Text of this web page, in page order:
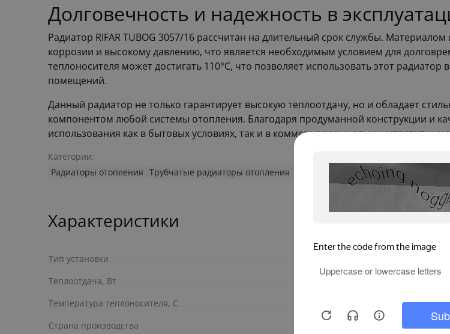
Долговечность и надежность в
Радиатор RIFAR TUBOG 3057/16 рассчитан на длительный срок службы.
коррозии и высокому давлению, что является необходимым условием для
теплоносителя может достигать 110°C, что позволяет использовать этот
помещений.
Данный радиатор не только гарантирует высокую теплоотдачу, но и обладает
компонентом любой системы отопления. Благодаря продуманной конструкции и
использования как в бытовых условиях, так и в коммерческих и административных
Категории:
Радиаторы отопления Трубчатые радиаторы отопления Стальные трубчатые RIFAR
Характеристики
Тип установки
Теплоотдача, Вт
Температура теплоносителя, С
Страна производства